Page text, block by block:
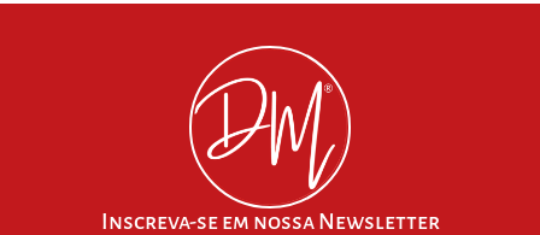
Inscreva-se em nossa Newsletter